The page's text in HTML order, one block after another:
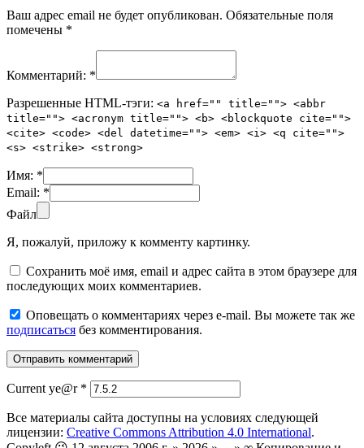
Ваш адрес email не будет опубликован. Обязательные поля
помечены *
Комментарий: *
Разрешенные HTML-тэги: <a href="" title=""> <abbr
title=""> <acronym title=""> <b> <blockquote cite="">
<cite> <code> <del datetime=""> <em> <i> <q cite="">
<s> <strike> <strong>
Имя: *
Email: *
Файл
Я, пожалуй, приложу к комменту картинку.
Сохранить моё имя, email и адрес сайта в этом браузере для
последующих моих комментариев.
Оповещать о комментариях через e-mail. Вы можете так же
подписаться без комментирования.
Current ye@r *
Все материалы сайта доступны на условиях следующей
лицензии: Creative Commons Attribution 4.0 International.